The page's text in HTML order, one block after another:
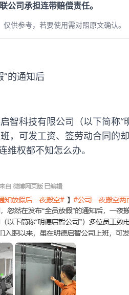
公司承担连带赔偿责任。
供参考，若要使用需对照原文确认。
”的通知后
智科技有限公司（以下简称“
，可发工资、签劳动合同的
维权都不知怎么办。